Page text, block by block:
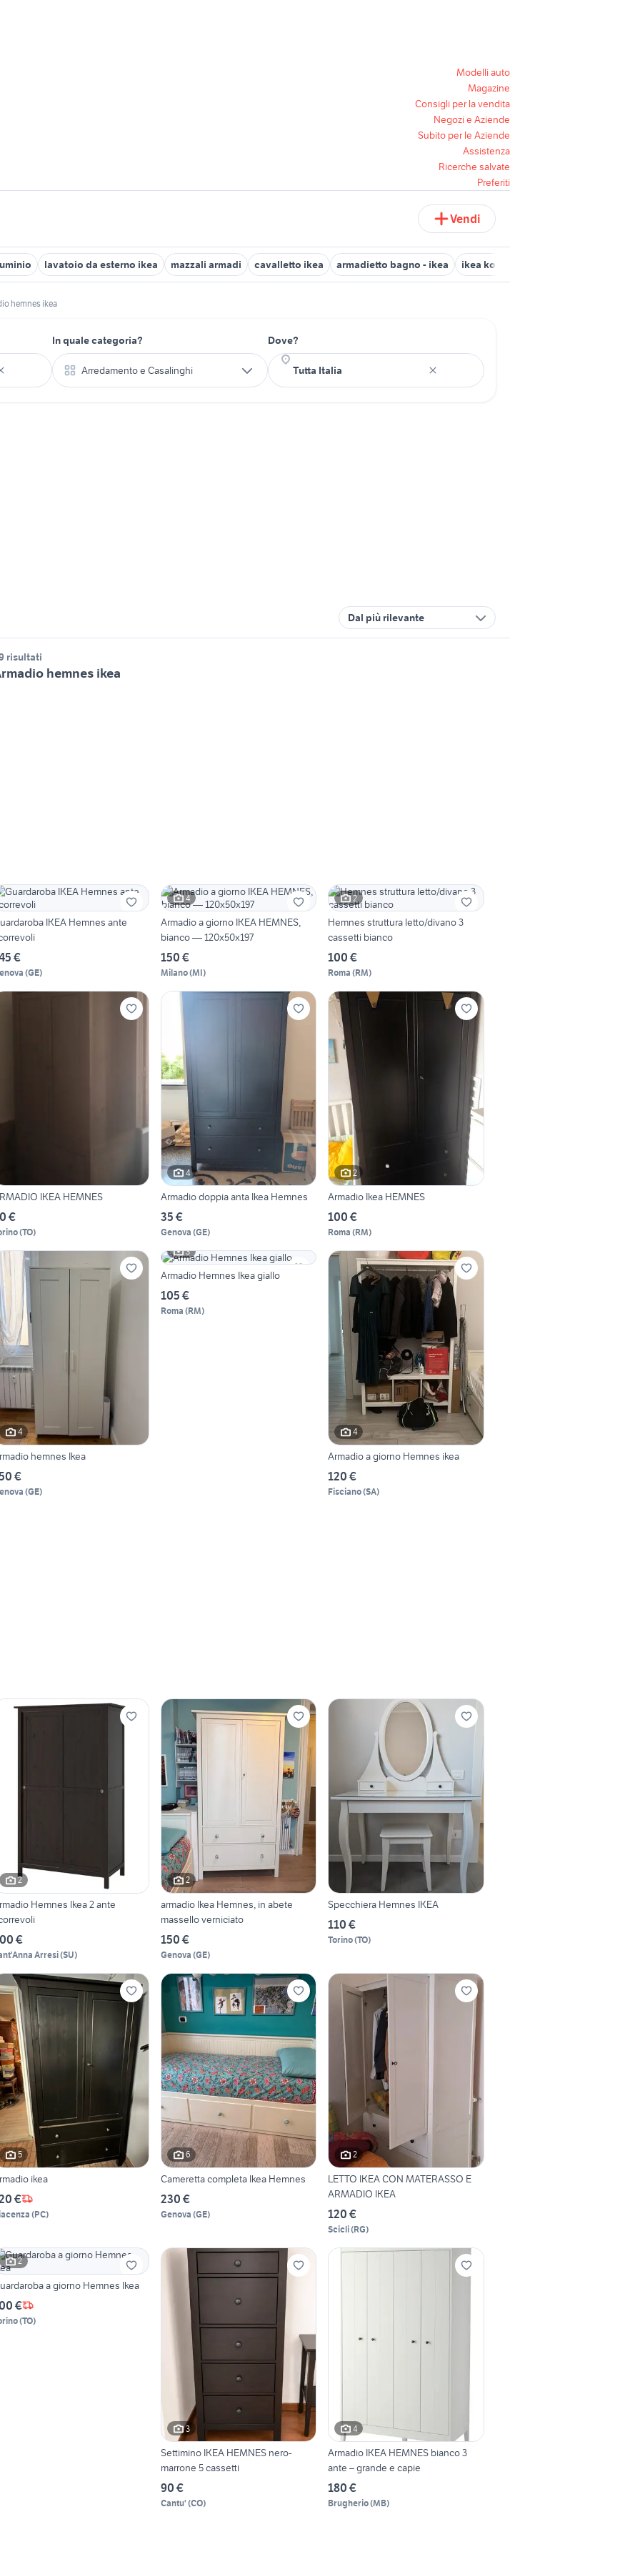
Modelli auto
Magazine
Consigli per la vendita
Negozi e Aziende
Subito per le Aziende
Assistenza
Ricerche salvate
Preferiti
Vendi
lavatoio da esterno ikea mazzali armadi cavalletto ikea armadietto bagno - ikea ikea komplement
hemnes ikea
In quale categoria?
Arredamento e Casalinghi
Dove?
Dal più rilevante
risultati
hemnes ikea
IKEA Hemnes ante
€
(GE)
4
Armadio a giorno IKEA HEMNES,
bianco — 120x50x197
150 €
Milano(MI)
2
Hemnes struttura letto/divano 3
cassetti bianco
100 €
Roma (RM)
IKEA HEMNES
€
(TO)
4
Armadio doppia anta Ikea Hemnes
35 €
Genova (GE)
2
Armadio Ikea HEMNES
100 €
Roma (RM)
4
hemnes Ikea
€
(GE)
3
Armadio Hemnes Ikea giallo
105 €
Roma (RM)
4
Armadio a giorno Hemnes ikea
120 €
Fisciano(SA)
2
Hemnes Ikea 2 ante
€
Arresi(SU)
2
armadio Ikea Hemnes, in abete
massello verniciato
150 €
Genova (GE)
Specchiera Hemnes IKEA
110 €
Torino(TO)
5
ikea
€
(PC)
6
Cameretta completa Ikea Hemnes
230 €
Genova (GE)
2
LETTO IKEA CON MATERASSO E
ARMADIO IKEA
120 €
Scicli(RG)
2
a giorno Hemnes Ikea
€
(TO)
3
Settimino IKEA HEMNES nero-
marrone 5 cassetti
90 €
Cantu' (CO)
4
Armadio IKEA HEMNES bianco 3
ante – grande e capie
180 €
Brugherio(MB)